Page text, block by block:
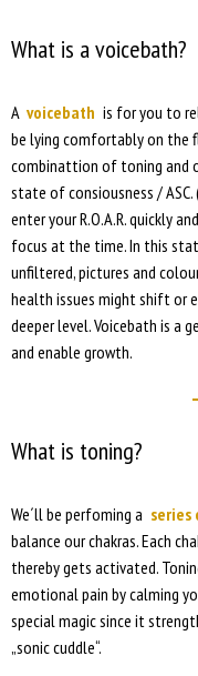
What is a voicebath?
A voicebath is for you to
be lying comfortably on the
combinattion of toning and
state of consiousness /
enter your R.O.A.R. quickly
focus at the time. In this
unfiltered, pictures and
health issues might shift or
deeper level. Voicebath is a
and enable growth.
What is toning?
We´ll be perfoming a series
balance our chakras. Each
thereby gets activated.
emotional pain by calming
special magic since it
„sonic cuddle“.